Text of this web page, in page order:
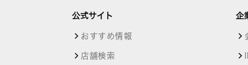
公式サイト
おすすめ情報
店舗検索
企